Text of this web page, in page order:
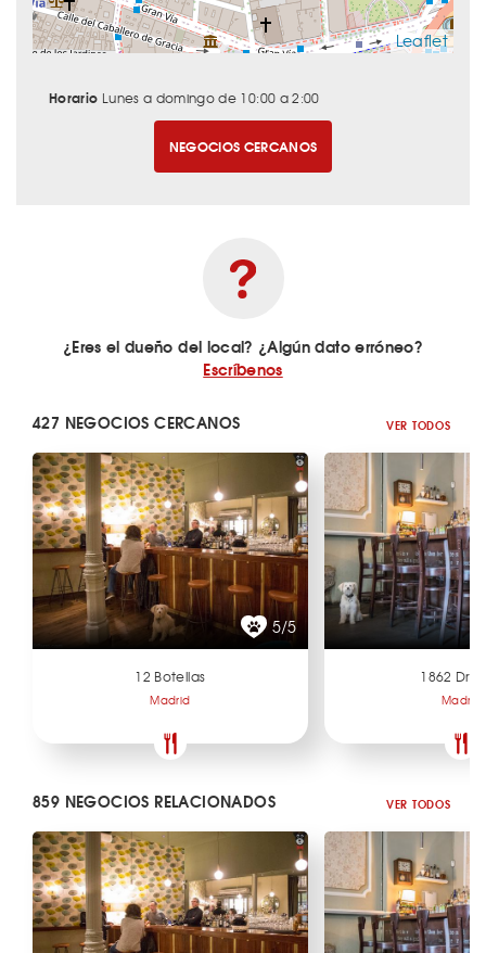
Leaflet
Horario Lunes a domingo de 10:00 a 2:00
NEGOCIOS CERCANOS
¿Eres el dueño del local? ¿Algún dato erróneo?
Escríbenos
427 NEGOCIOS CERCANOS VER TODOS
5/5
12 Botellas
Madrid
1862 Dry
Madrid
859 NEGOCIOS RELACIONADOS VER TODOS